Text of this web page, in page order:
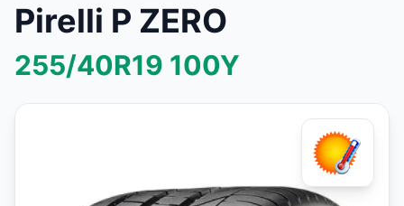
Pirelli P ZERO
255/40R19 100Y